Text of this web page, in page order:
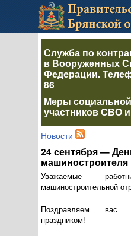
Служба по
в Вооруженных
Федерации.
86
Меры
участников СВО
Новости
24 сентября —
машиностроителя
Уважаемые
машиностроительной
Поздравляем вас
праздником!